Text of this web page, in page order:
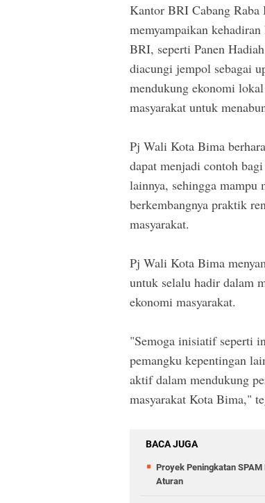
Kantor BRI Cabang
memyampaikan
BRI, seperti Panen
diacungi jempol sebagai
mendukung ekonomi
masyarakat untuk
Pj Wali Kota Bima
dapat menjadi contoh
lainnya, sehingga mampu
berkembangnya praktik
masyarakat.
Pj Wali Kota Bima
untuk selalu hadir dalam
ekonomi masyarakat.
"Semoga inisiatif seperti
pemangku kepentingan
aktif dalam mendukung
masyarakat Kota Bima,"
BACA JUGA
Proyek Peningkatan
Aturan